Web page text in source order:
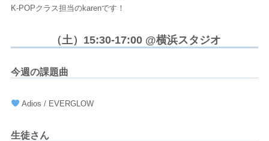
K-POPクラス担当のkarenです！
（土）15:30-17:00 @横浜スタジオ
今週の課題曲
Adios / EVERGLOW
生徒さん